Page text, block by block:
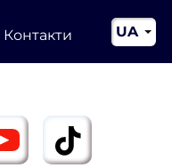
Контакти
UA
EN